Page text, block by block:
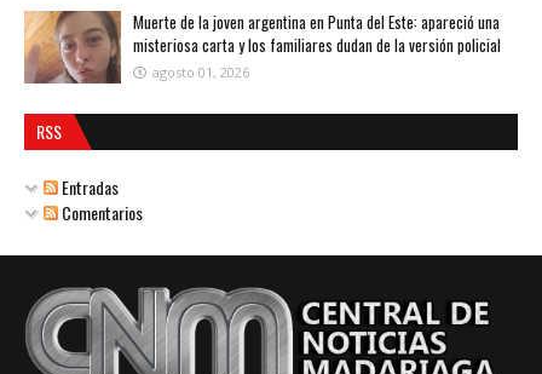
Muerte de la joven argentina en Punta del Este: apareció una
misteriosa carta y los familiares dudan de la versión policial
agosto 01, 2026
RSS
Entradas
Comentarios